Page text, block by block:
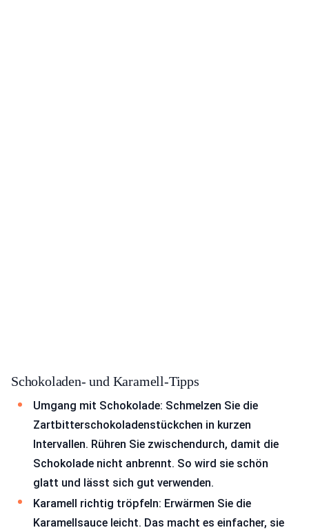
Schokoladen- und Karamell-Tipps
Umgang mit Schokolade: Schmelzen Sie die
Zartbitterschokoladenstückchen in kurzen
Intervallen. Rühren Sie zwischendurch, damit die
Schokolade nicht anbrennt. So wird sie schön
glatt und lässt sich gut verwenden.
Karamell richtig tröpfeln: Erwärmen Sie die
Karamellsauce leicht. Das macht es einfacher, sie